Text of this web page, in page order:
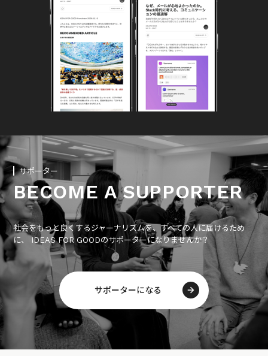
サポーター
BECOME A SUPPORTER
社会をもっと良くするジャーナリズムを、すべての人に届けるため
に、 IDEAS FOR GOODのサポーターになりませんか？
サポーターになる